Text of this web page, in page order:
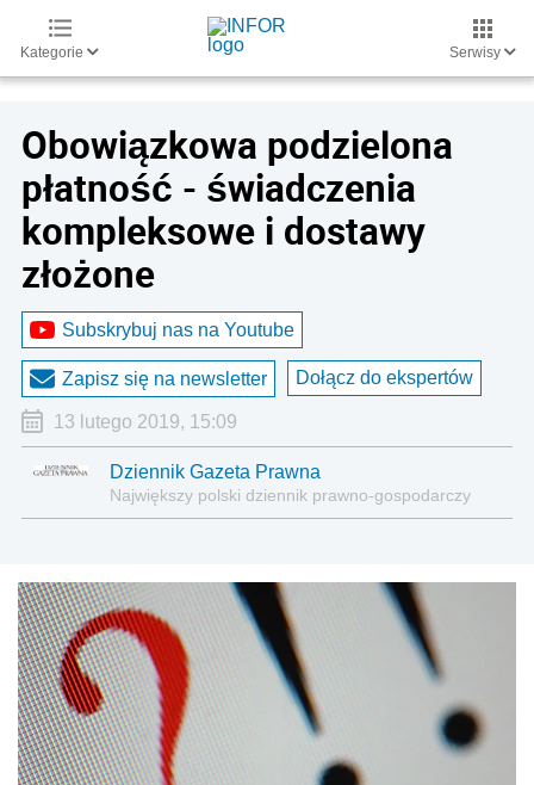
Kategorie Serwisy
Obowiązkowa podzielona
płatność - świadczenia
kompleksowe i dostawy
złożone
Subskrybuj nas na Youtube
Zapisz się na newsletter Dołącz do ekspertów
13 lutego 2019, 15:09
Dziennik Gazeta Prawna
Największy polski dziennik prawno-gospodarczy